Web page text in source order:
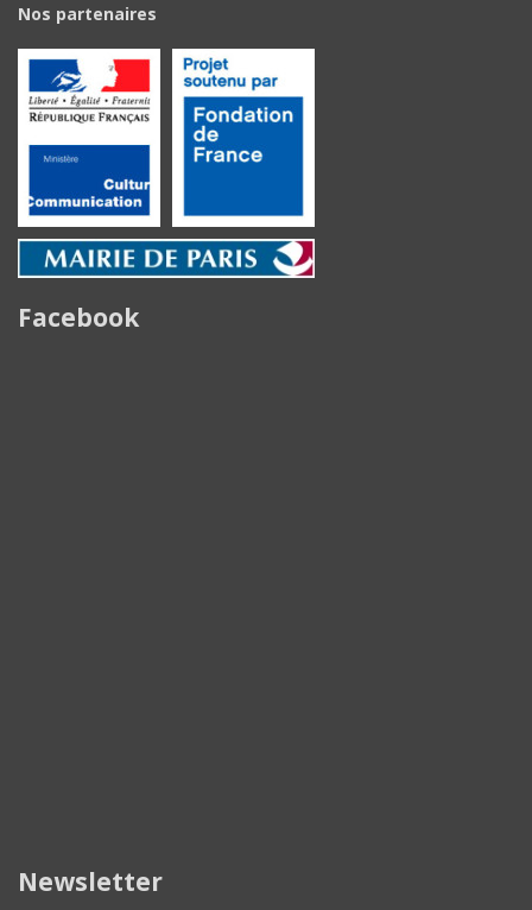
Nos partenaires
Facebook
Newsletter